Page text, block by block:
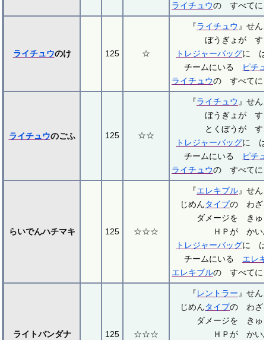
ライチュウの すべてに
ライチュウのけ 125 ☆
『ライチュウ』せ
ぼうぎょが す
トレジャーバッグに は
チームにいる
ピチ
ライチュウの すべてに
ライチュウのごふ 125 ☆☆
『ライチュウ』せ
ぼうぎょが す
とくぼうが す
トレジャーバッグに は
チームにいる
ピチ
ライチュウの すべてに
らいでんハチマキ 125 ☆☆☆
『エレキブル』せ
じめんタイプの わざ
ダメージを きゅ
ＨＰが かい
トレジャーバッグに は
チームにいる エレ
エレキブルの すべてに
ライトバンダナ 125 ☆☆☆
『レントラー』せ
じめんタイプの わざ
ダメージを きゅ
ＨＰが かい